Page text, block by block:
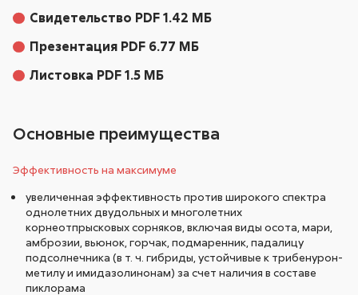
Свидетельство PDF 1.42 МБ
Презентация PDF 6.77 МБ
Листовка PDF 1.5 МБ
Основные преимущества
Эффективность на максимуме
увеличенная эффективность против широкого спектра
однолетних двудольных и многолетних
корнеотпрысковых сорняков, включая виды осота, мари,
амброзии, вьюнок, горчак, подмаренник, падалицу
подсолнечника (в т. ч. гибриды, устойчивые к трибенурон-
метилу и имидазолинонам) за счет наличия в составе
пиклорама